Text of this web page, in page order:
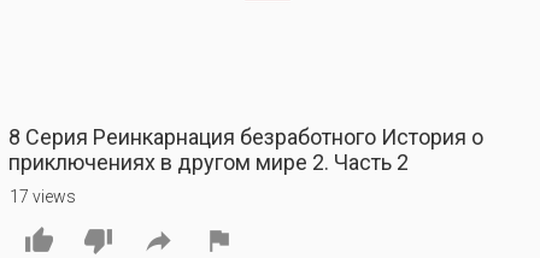
8 Серия Реинкарнация безработного История о
приключениях в другом мире 2. Часть 2
17 views
   